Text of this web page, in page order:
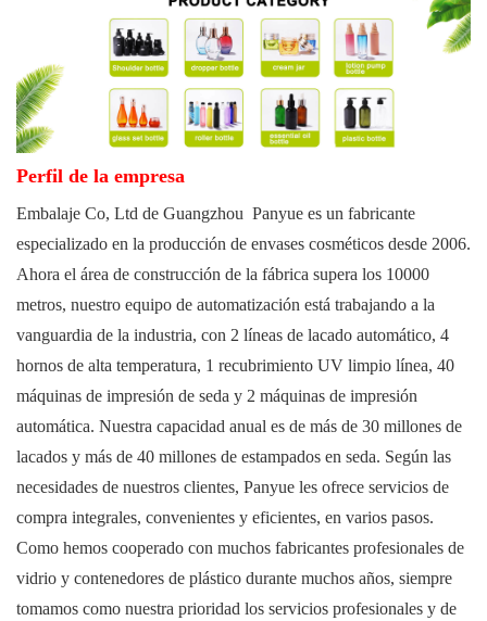
Perfil de la empresa
Embalaje Co, Ltd de Guangzhou Panyue es un fabricante
especializado en la producción de envases cosméticos desde 2006.
Ahora el área de construcción de la fábrica supera los 10000
metros, nuestro equipo de automatización está trabajando a la
vanguardia de la industria, con 2 líneas de lacado automático, 4
hornos de alta temperatura, 1 recubrimiento UV limpio línea, 40
máquinas de impresión de seda y 2 máquinas de impresión
automática. Nuestra capacidad anual es de más de 30 millones de
lacados y más de 40 millones de estampados en seda. Según las
necesidades de nuestros clientes, Panyue les ofrece servicios de
compra integrales, convenientes y eficientes, en varios pasos.
Como hemos cooperado con muchos fabricantes profesionales de
vidrio y contenedores de plástico durante muchos años, siempre
tomamos como nuestra prioridad los servicios profesionales y de